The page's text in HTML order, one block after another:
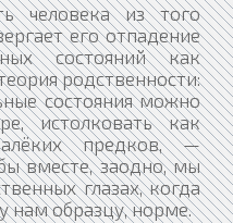
человека из того
его отпадение
состояний как
родственности:
состояния можно
истолковать как
предков, —
вместе, заодно, мы
глазах, когда
нам образцу, норме.